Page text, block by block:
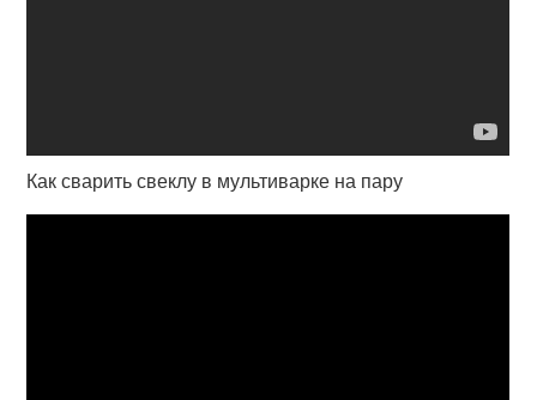
Как сварить свеклу в мультиварке на пару